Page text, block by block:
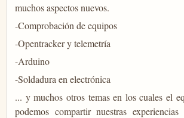
muchos aspectos nuevos.
-Comprobación de equipos
-Opentracker y telemetría
-Arduino
-Soldadura en electrónica
... y muchos otros temas en los cuales el
podemos compartir nuestras